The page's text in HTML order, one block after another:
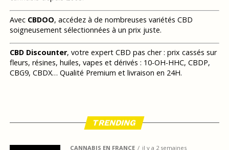
Avec CBDOO, accédez à de nombreuses variétés CBD
soigneusement sélectionnées à un prix juste.
CBD Discounter, votre expert CBD pas cher : prix cassés sur
fleurs, résines, huiles, vapes et dérivés : 10-OH-HHC, CBDP,
CBG9, CBDX… Qualité Premium et livraison en 24H.
TRENDING
CANNABIS EN FRANCE il y a 2 semaines